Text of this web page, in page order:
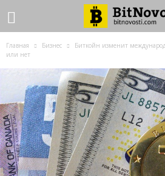
Главная Бизнес
Биткойн изменит
или нет